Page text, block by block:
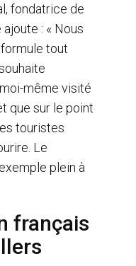
fondatrice de
: « Nous
tout
même visité
que sur le point
touristes
Le
plein à
français